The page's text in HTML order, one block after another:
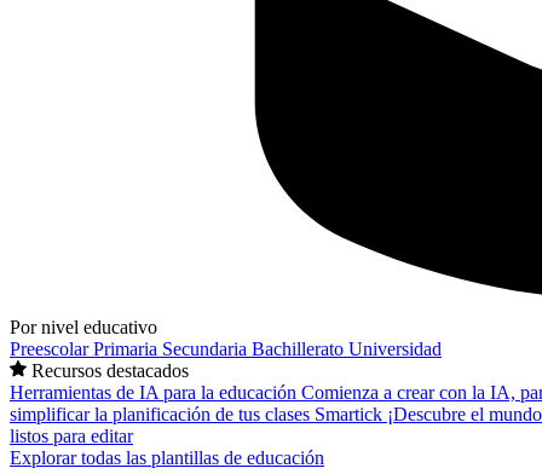
Por nivel educativo
PreescolarPrimaria Secundaria Bachillerato Universidad
Recursos destacados
Herramientas de IA para la educación Comienza a crear con la IA,
simplificar la planificación de tus clases Smartick ¡Descubre el
listos para editar
Explorar todas las plantillas de educación